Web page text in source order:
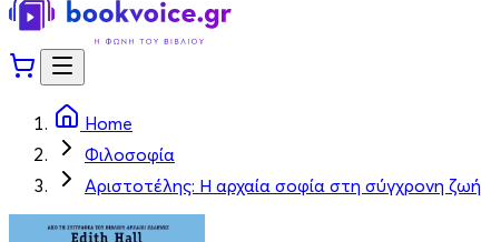
Home
Φιλοσοφία
Αριστοτέλης: Η αρχαία σοφία στη σύγχρονη ζωή